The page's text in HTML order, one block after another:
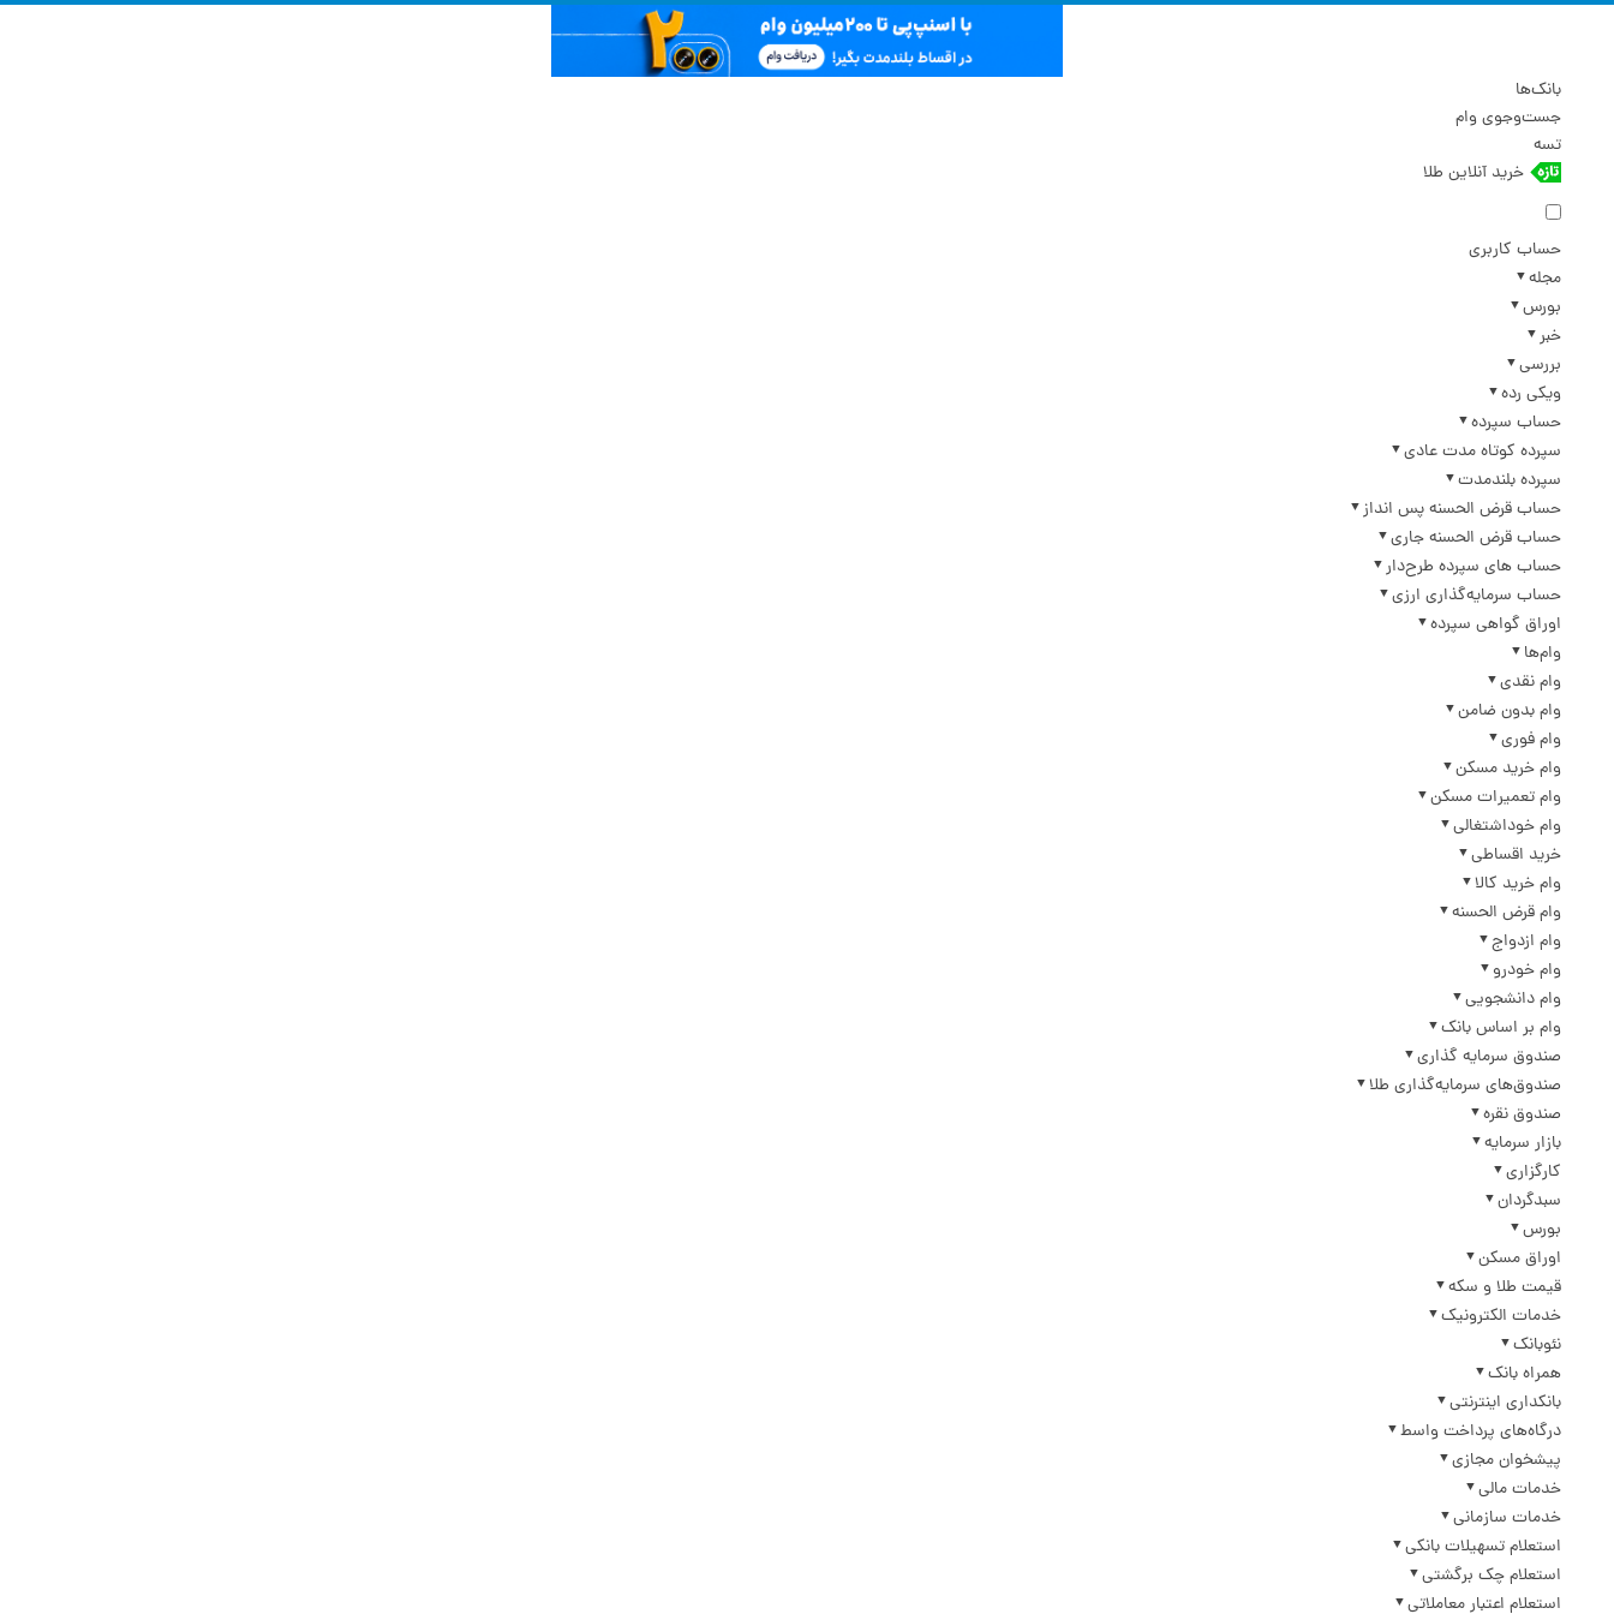
بانک‌ها
جست‌وجوی وام
تسه
خرید آنلاین طلا
حساب کاربری
مجله
بورس
خبر
بررسی
ویکی رده
حساب سپرده
سپرده کوتاه مدت عادی
سپرده بلندمدت
حساب قرض الحسنه پس انداز
حساب قرض الحسنه جاری
حساب های سپرده طرح‌دار
حساب سرمایه‌گذاری ارزی
اوراق گواهی سپرده
وام‌ها
وام نقدی
وام بدون ضامن
وام فوری
وام خرید مسکن
وام تعمیرات مسکن
وام خوداشتغالی
خرید اقساطی
وام خرید کالا
وام قرض الحسنه
وام ازدواج
وام خودرو
وام دانشجویی
وام بر اساس بانک
صندوق سرمایه گذاری
صندوق‌های سرمایه‌گذاری طلا
صندوق نقره
بازار سرمایه
کارگزاری
سبدگردان
بورس
اوراق مسکن
قیمت طلا و سکه
خدمات الکترونیک
نئوبانک
همراه بانک
بانکداری اینترنتی
درگاه‌های پرداخت واسط
پیشخوان مجازی
خدمات مالی
خدمات سازمانی
استعلام تسهیلات بانکی
استعلام چک برگشتی
استعلام اعتبار معاملاتی